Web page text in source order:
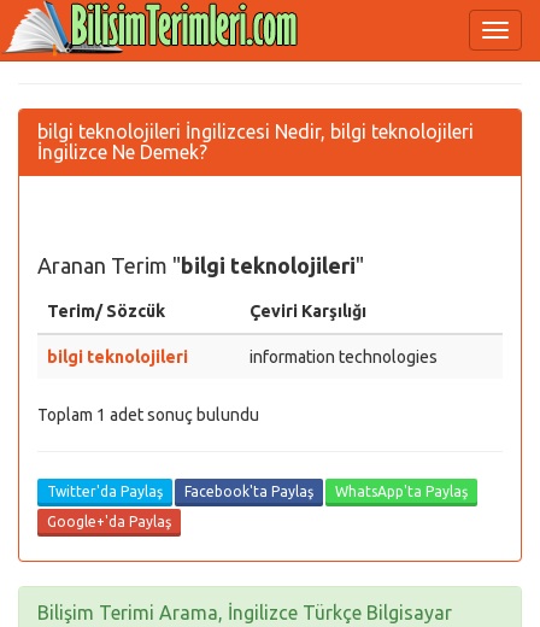
bilgi teknolojileri İngilizcesi Nedir, bilgi teknolojileri
İngilizce Ne Demek?
Aranan Terim " bilgi teknolojileri"
Terim/ Sözcük Çeviri Karşılığı
bilgi teknolojileri information technologies
Toplam 1 adet sonuç bulundu
Twitter'da Paylaş Facebook'ta Paylaş
WhatsApp'ta Paylaş
Google+'da Paylaş
Bilişim Terimi Arama, İngilizce Türkçe Bilgisayar